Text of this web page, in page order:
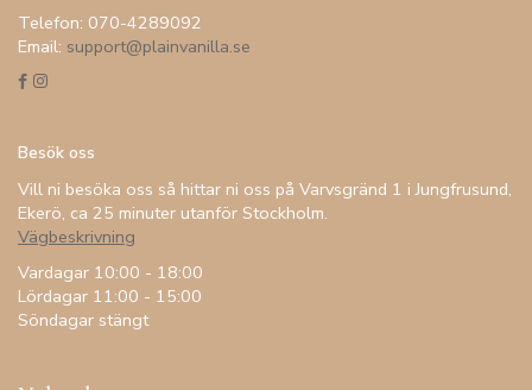
Telefon: 070-4289092
Email: support@plainvanilla.se
Besök oss
Vill ni besöka oss så hittar ni oss på Varvsgränd 1 i Jungfrusund,
Ekerö, ca 25 minuter utanför Stockholm.
Vägbeskrivning
Vardagar 10:00 - 18:00
Lördagar 11:00 - 15:00
Söndagar stängt